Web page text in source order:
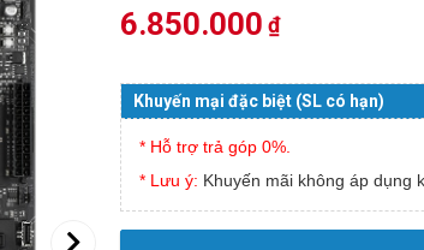
6.850.000 ₫
Khuyến mại đặc biệt (SL có hạn)
* Hỗ trợ trả góp 0%.
* Lưu ý: Khuyến mãi không áp dụng